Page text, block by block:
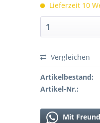
Lieferzeit 10
Vergleichen
Artikelbestand:
Artikel-Nr.:
Mit